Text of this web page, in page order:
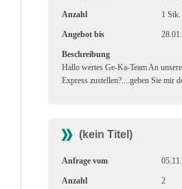
Anzahl 1 Stk.
Angebot bis
Beschreibung
Hallo wertes Ge-Ka-Team An
Express zustellen?....geben Sie mir
(kein Titel)
Anfrage vom
Anzahl 2